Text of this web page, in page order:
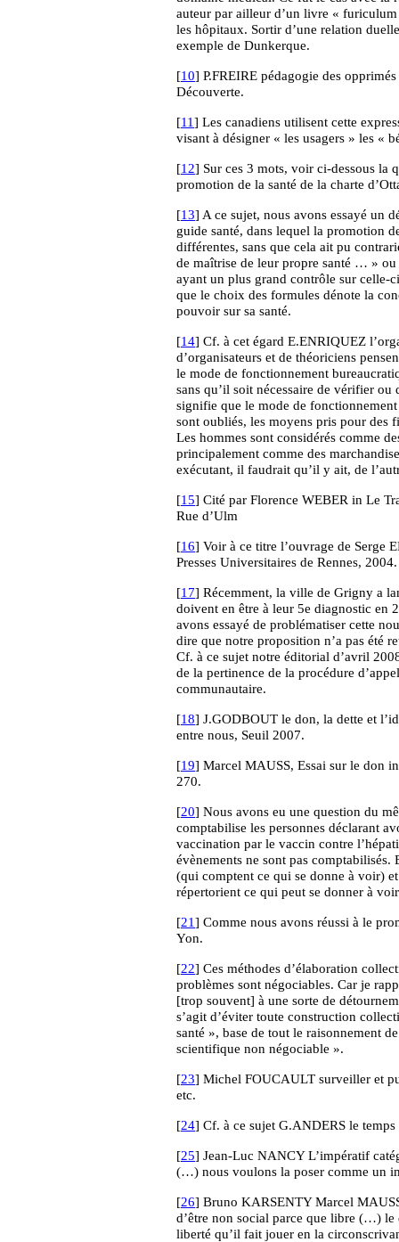
auteur par ailleur d’un livre «
les hôpitaux. Sortir d’une relation
exemple de Dunkerque.
[10] P.FREIRE pédagogie des
Découverte.
[11] Les canadiens utilisent cette
visant à désigner « les usagers » les «
[12] Sur ces 3 mots, voir ci-dessous la
promotion de la santé de la charte
[13] A ce sujet, nous avons essayé un
guide santé, dans lequel la promotion
différentes, sans que cela ait pu
de maîtrise de leur propre santé … » ou
ayant un plus grand contrôle sur celle-
que le choix des formules dénote la
pouvoir sur sa santé.
[14] Cf. à cet égard E.ENRIQUEZ
d’organisateurs et de théoriciens
le mode de fonctionnement
sans qu’il soit nécessaire de vérifier
signifie que le mode de
sont oubliés, les moyens pris pour des
Les hommes sont considérés comme
principalement comme des
exécutant, il faudrait qu’il y ait, de
[15] Cité par Florence WEBER in Le
Rue d’Ulm
[16] Voir à ce titre l’ouvrage de Serge
Presses Universitaires de Rennes, 2004.
[17] Récemment, la ville de Grigny a
doivent en être à leur 5e diagnostic en
avons essayé de problématiser cette
dire que notre proposition n’a pas été
Cf. à ce sujet notre éditorial d’avril
de la pertinence de la procédure
communautaire.
[18] J.GODBOUT le don, la dette et
entre nous, Seuil 2007.
[19] Marcel MAUSS, Essai sur le don
270.
[20] Nous avons eu une question du
comptabilise les personnes déclarant
vaccination par le vaccin contre
évènements ne sont pas
(qui comptent ce qui se donne à voir)
répertorient ce qui peut se donner à
[21] Comme nous avons réussi à le
Yon.
[22] Ces méthodes d’élaboration
problèmes sont négociables. Car je
[trop souvent] à une sorte de
s’agit d’éviter toute construction
santé », base de tout le raisonnement
scientifique non négociable ».
[23] Michel FOUCAULT surveiller et
etc.
[24] Cf. à ce sujet G.ANDERS le
[25] Jean-Luc NANCY L’impératif
(…) nous voulons la poser comme un
[26] Bruno KARSENTY Marcel
d’être non social parce que libre (…) le
liberté qu’il fait jouer en la